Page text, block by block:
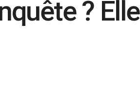
? Elle